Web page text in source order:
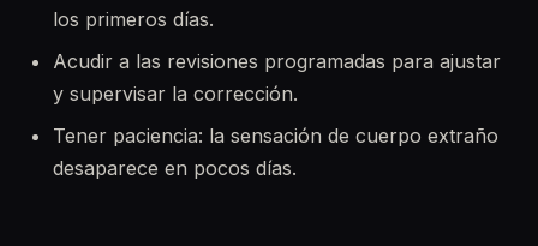
los primeros días.
Acudir a las revisiones programadas para ajustar
y supervisar la corrección.
Tener paciencia: la sensación de cuerpo extraño
desaparece en pocos días.